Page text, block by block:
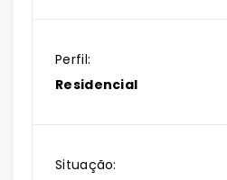
Perfil:
Residencial
Situação: